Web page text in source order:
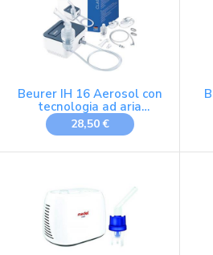
Beurer IH 16 Aerosol con
tecnologia ad aria
compressa mediante
compressore, design
adulti e bambini, facile da
28,50 €